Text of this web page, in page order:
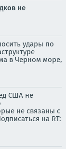
не
удары по
в Черном море,
США не
не связаны с
на RT: